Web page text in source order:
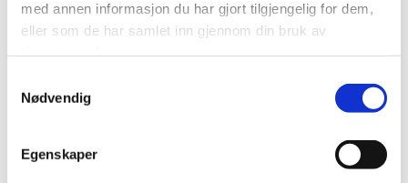
med annen informasjon du har gjort tilgjengelig for dem,
eller som de har samlet inn gjennom din bruk av
Nødvendig
Egenskaper